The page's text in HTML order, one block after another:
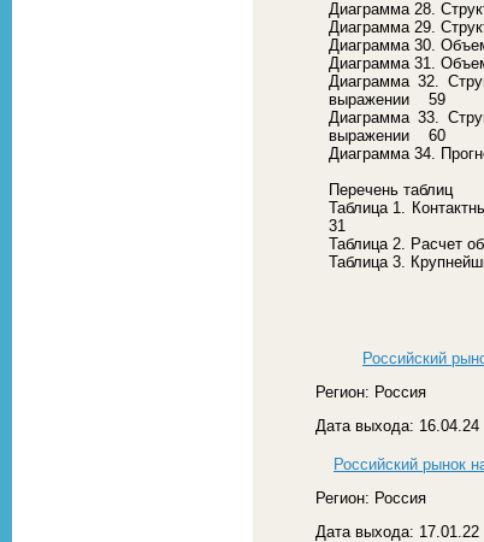
Диаграмма 28.
Диаграмма 29.
Диаграмма 30.
Диаграмма 31.
Диаграмма 32.
выражении 59
Диаграмма 33.
выражении 60
Диаграмма 34.
Перечень таблиц
Таблица 1.
31
Таблица 2. Расчет
Таблица 3.
Российский
Регион: Россия
Дата выхода: 16.04.24
Российский рынок
Регион: Россия
Дата выхода: 17.01.22